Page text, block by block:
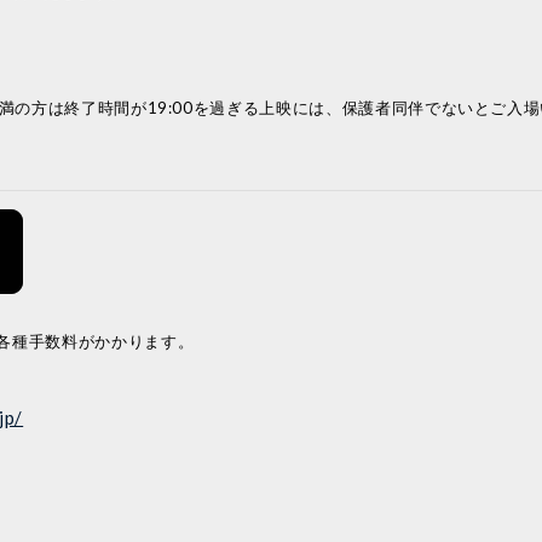
方は終了時間が19:00を過ぎる上映には、保護者同伴でないとご入場
手数料がかかります。